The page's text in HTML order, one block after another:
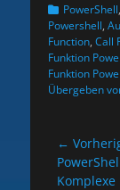
Kategorien
PowerShell,
Powershell,
Function, Call
Funktion
Funktion
Übergeben
←
Vorheriger
Beitrag: